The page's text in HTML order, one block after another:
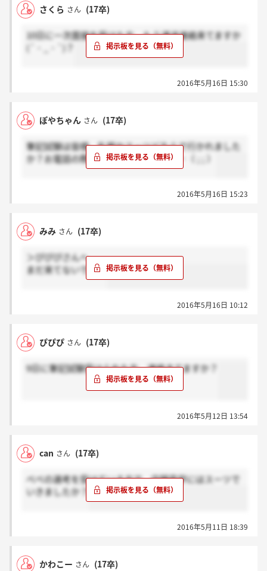
さくら さん (17卒)
10日に一次面接を受けた方、もう通過連絡来てますか
(´・_・`)？
2016年5月16日 15:30
ぽやちゃん さん (17卒)
筆記試験は皆様、私服かスーツどちらで行かれました
か？お電話の際に聞き忘れてしまって…（ ; ; ）
2016年5月16日 15:23
みみ さん (17卒)
＞ぴぴぴさんへ
まだ来てないですー
2016年5月16日 10:12
ぴぴぴ さん (17卒)
9日に筆記試験受けられた方、連絡きてますか？
2016年5月12日 13:54
can さん (17卒)
べべの選考を受けている方で、店舗見学にはスーツで
いきましたか？
2016年5月11日 18:39
かわこー さん (17卒)